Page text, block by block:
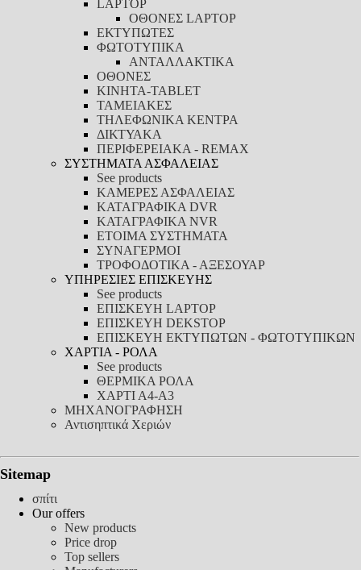
LAPTOP
ΟΘΟΝΕΣ LAPTOP
ΕΚΤΥΠΩΤΕΣ
ΦΩΤΟΤΥΠΙΚΑ
ΑΝΤΑΛΛΑΚΤΙΚΑ
ΟΘΟΝΕΣ
ΚΙΝΗΤΑ-TABLET
ΤΑΜΕΙΑΚΕΣ
ΤΗΛΕΦΩΝΙΚΑ ΚΕΝΤΡΑ
ΔΙΚΤΥΑΚΑ
ΠΕΡΙΦΕΡΕΙΑΚΑ - REMAX
ΣΥΣΤΗΜΑΤΑ ΑΣΦΑΛΕΙΑΣ
See products
ΚΑΜΕΡΕΣ ΑΣΦΑΛΕΙΑΣ
ΚΑΤΑΓΡΑΦΙΚΑ DVR
ΚΑΤΑΓΡΑΦΙΚΑ NVR
ΕΤΟΙΜΑ ΣΥΣΤΗΜΑΤΑ
ΣΥΝΑΓΕΡΜΟΙ
ΤΡΟΦΟΔΟΤΙΚΑ - ΑΞΕΣΟΥΑΡ
ΥΠΗΡΕΣΙΕΣ ΕΠΙΣΚΕΥΗΣ
See products
ΕΠΙΣΚΕΥΗ LAPTOP
ΕΠΙΣΚΕΥΗ DEKSTOP
ΕΠΙΣΚΕΥΗ ΕΚΤΥΠΩΤΩΝ - ΦΩΤΟΤΥΠΙΚΩΝ
ΧΑΡΤΙΑ - ΡΟΛΑ
See products
ΘΕΡΜΙΚΑ ΡΟΛΑ
ΧΑΡΤΙ Α4-Α3
ΜΗΧΑΝΟΓΡΑΦΗΣΗ
Αντισηπτικά Χεριών
Sitemap
σπίτι
Our offers
New products
Price drop
Top sellers